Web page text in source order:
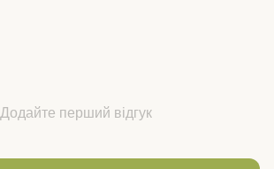
Додайте перший відгук